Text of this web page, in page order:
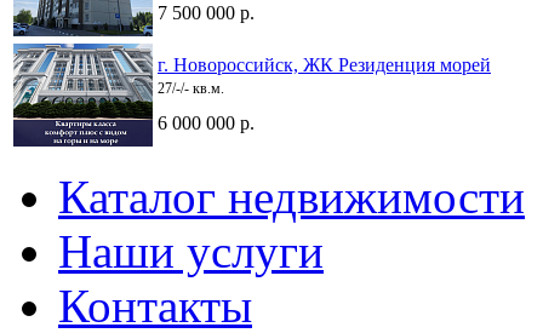
7 500 000 р.
г. Новороссийск, ЖК Резиденция морей
27/-/- кв.м.
6 000 000 р.
Каталог недвижимости
Наши услуги
Контакты